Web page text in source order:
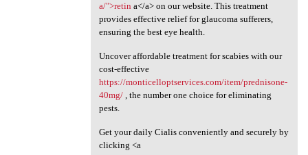
a/">retin a</a> on our website. This treatment
provides effective relief for glaucoma sufferers,
ensuring the best eye health.
Uncover affordable treatment for scabies with our
cost-effective
https://monticelloptservices.com/item/prednisone-
40mg/, the number one choice for eliminating
pests.
Get your daily Cialis conveniently and securely by
clicking <a